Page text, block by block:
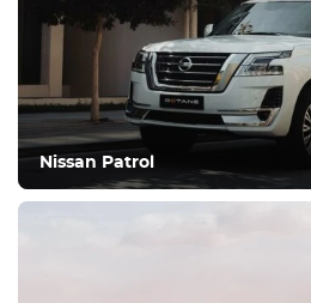
Nissan Patrol